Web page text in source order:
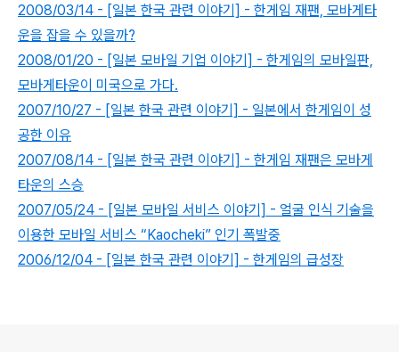
2008/03/14 - [일본 한국 관련 이야기] - 한게임 재팬, 모바게타
운을 잡을 수 있을까?
2008/01/20 - [일본 모바일 기업 이야기] - 한게임의 모바일판,
모바게타운이 미국으로 가다.
2007/10/27 - [일본 한국 관련 이야기] - 일본에서 한게임이 성
공한 이유
2007/08/14 - [일본 한국 관련 이야기] - 한게임 재팬은 모바게
타운의 스승
2007/05/24 - [일본 모바일 서비스 이야기] - 얼굴 인식 기술을
이용한 모바일 서비스 “Kaocheki” 인기 폭발중
2006/12/04 - [일본 한국 관련 이야기] - 한게임의 급성장